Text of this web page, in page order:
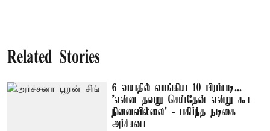
Related Stories
6 வயதில் வாங்கிய 10 பிரம்படி...
'என்ன தவறு செய்தேன் என்று கூட
நினைவில்லை' - பகிர்ந்த நடிகை
அர்ச்சனா